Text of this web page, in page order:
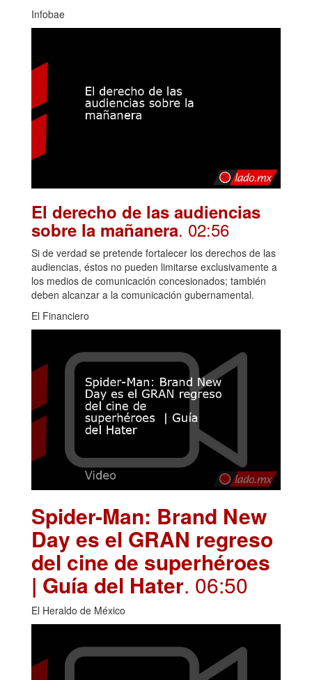
Infobae
El derecho de las audiencias
sobre la mañanera. 02:56
Si de verdad se pretende fortalecer los derechos de las
audiencias, éstos no pueden limitarse exclusivamente a
los medios de comunicación concesionados; también
deben alcanzar a la comunicación gubernamental.
El Financiero
Spider-Man: Brand New
Day es el GRAN regreso
del cine de superhéroes
| Guía del Hater. 06:50
El Heraldo de México